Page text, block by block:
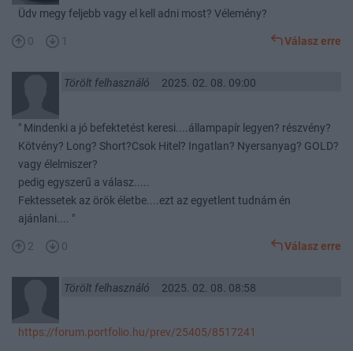
Üdv megy feljebb vagy el kell adni most? Vélemény?
0 1 Válasz erre
Törölt felhasználó 2025. 02. 08. 09:00
" Mindenki a jó befektetést keresi....állampapír legyen? részvény?
Kötvény? Long? Short?Csok Hitel? Ingatlan? Nyersanyag? GOLD?
vagy élelmiszer?
pedig egyszerű a válasz.....
Fektessetek az örök életbe....ezt az egyetlent tudnám én
ajánlani.... "
2 0 Válasz erre
Törölt felhasználó 2025. 02. 08. 08:58
https://forum.portfolio.hu/prev/25405/8517241